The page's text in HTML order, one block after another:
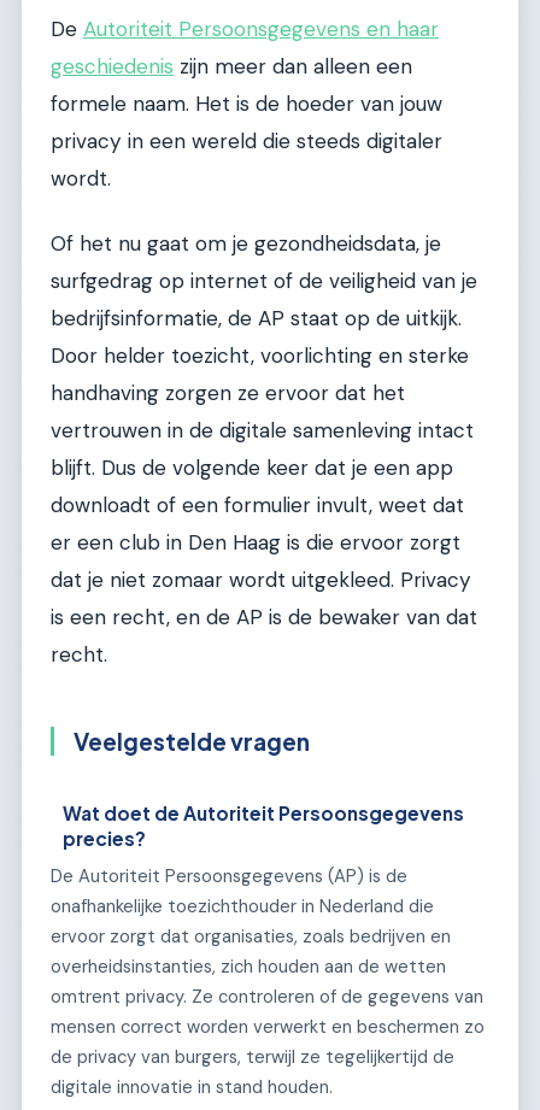
De Autoriteit Persoonsgegevens en haar
geschiedenis zijn meer dan alleen een
formele naam. Het is de hoeder van jouw
privacy in een wereld die steeds digitaler
wordt.
Of het nu gaat om je gezondheidsdata, je
surfgedrag op internet of de veiligheid van je
bedrijfsinformatie, de AP staat op de uitkijk.
Door helder toezicht, voorlichting en sterke
handhaving zorgen ze ervoor dat het
vertrouwen in de digitale samenleving intact
blijft. Dus de volgende keer dat je een app
downloadt of een formulier invult, weet dat
er een club in Den Haag is die ervoor zorgt
dat je niet zomaar wordt uitgekleed. Privacy
is een recht, en de AP is de bewaker van dat
recht.
Veelgestelde vragen
Wat doet de Autoriteit Persoonsgegevens
precies?
De Autoriteit Persoonsgegevens (AP) is de
onafhankelijke toezichthouder in Nederland die
ervoor zorgt dat organisaties, zoals bedrijven en
overheidsinstanties, zich houden aan de wetten
omtrent privacy. Ze controleren of de gegevens van
mensen correct worden verwerkt en beschermen zo
de privacy van burgers, terwijl ze tegelijkertijd de
digitale innovatie in stand houden.